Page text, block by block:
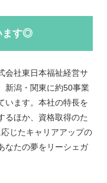
ます◎
会社東日本福祉経営サ
新潟・関東に約50事業
います。本社の特長を
るほか、資格取得のた
じたキャリアアップの
なたの夢をリーシェガ